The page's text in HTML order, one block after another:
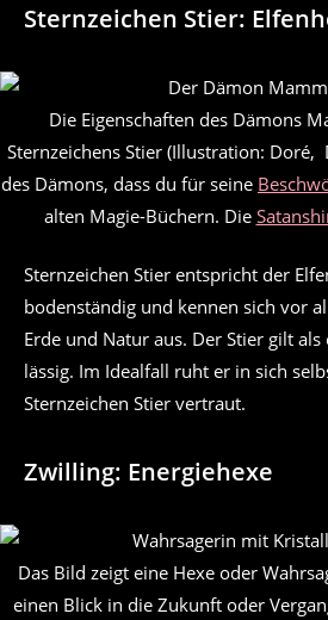
Sternzeichen Stier:
Die Eigenschaften des Dämons
Sternzeichens Stier (Illustration:
des Dämons, dass du für seine
alten Magie-Büchern. Die
Sternzeichen Stier entspricht der
bodenständig und kennen sich vor
Erde und Natur aus. Der Stier gilt als
lässig. Im Idealfall ruht er in sich
Sternzeichen Stier vertraut.
Zwilling: Energiehexe
Das Bild zeigt eine Hexe oder
einen Blick in die Zukunft oder